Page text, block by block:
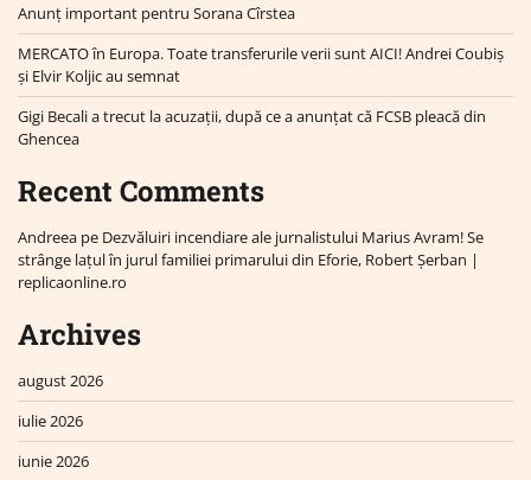
Anunț important pentru Sorana Cîrstea
MERCATO în Europa. Toate transferurile verii sunt AICI! Andrei Coubiș
și Elvir Koljic au semnat
Gigi Becali a trecut la acuzații, după ce a anunțat că FCSB pleacă din
Ghencea
Recent Comments
Andreea pe Dezvăluiri incendiare ale jurnalistului Marius Avram! Se
strânge lațul în jurul familiei primarului din Eforie, Robert Șerban |
replicaonline.ro
Archives
august 2026
iulie 2026
iunie 2026